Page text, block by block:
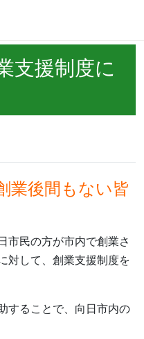
支援制度に
業後間もない皆
市民の方が市内で創業さ
対して、創業支援制度を
することで、向日市内の